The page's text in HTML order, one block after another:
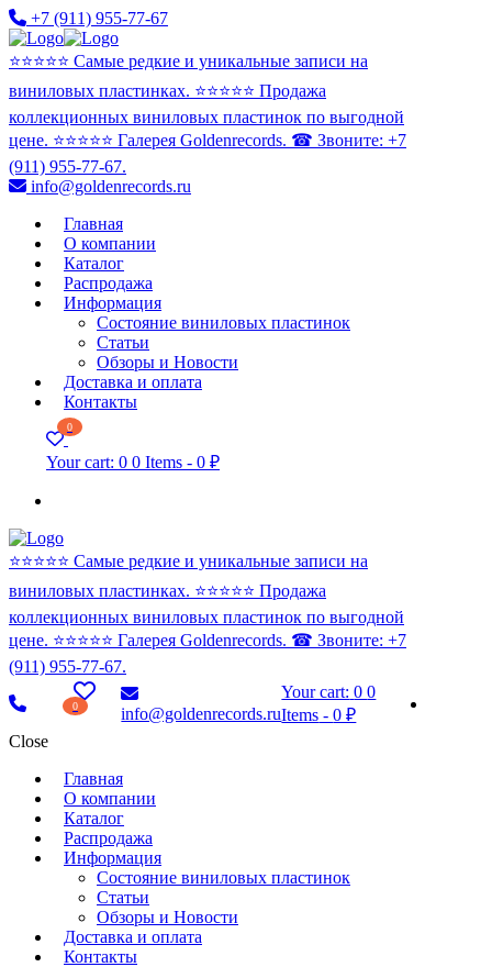
+7 (911) 955-77-67
⭐️⭐️⭐️⭐️⭐️ Самые редкие и уникальные записи на
виниловых пластинках. ⭐️⭐️⭐️⭐️⭐️ Продажа
коллекционных виниловых пластинок по выгодной
цене. ⭐️⭐️⭐️⭐️⭐️ Галерея Goldenrecords. ☎ Звоните: +7
(911) 955-77-67.
info@goldenrecords.ru
Главная
О компании
Каталог
Распродажа
Информация
Состояние виниловых пластинок
Статьи
Обзоры и Новости
Доставка и оплата
Контакты
0
Your cart: 0 0 Items - 0 ₽
⭐️⭐️⭐️⭐️⭐️ Самые редкие и уникальные записи на
виниловых пластинках. ⭐️⭐️⭐️⭐️⭐️ Продажа
коллекционных виниловых пластинок по выгодной
цене. ⭐️⭐️⭐️⭐️⭐️ Галерея Goldenrecords. ☎ Звоните: +7
(911) 955-77-67.
0 info@goldenrecords.ru
Your cart: 00
Items -0 ₽
Close
Главная
О компании
Каталог
Распродажа
Информация
Состояние виниловых пластинок
Статьи
Обзоры и Новости
Доставка и оплата
Контакты